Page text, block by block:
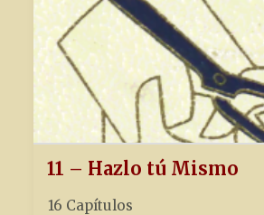
11 – Hazlo tú Mismo
16 Capítulos